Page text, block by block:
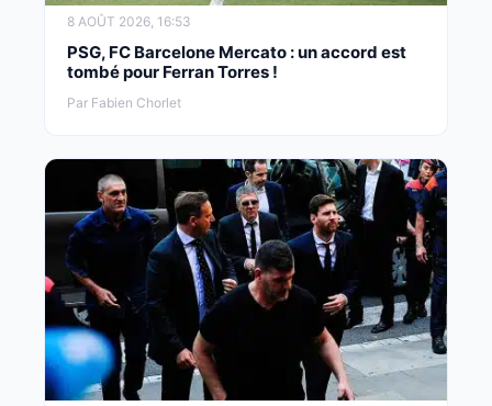
8 AOÛT 2026, 16:53
PSG, FC Barcelone Mercato : un accord est
tombé pour Ferran Torres !
Par Fabien Chorlet